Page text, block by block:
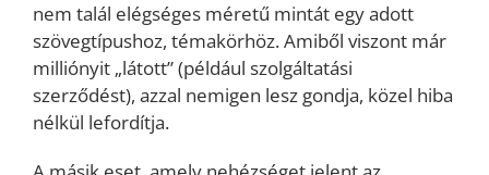
nem talál elégséges méretű mintát egy adott
szövegtípushoz, témakörhöz. Amiből viszont már
milliónyit „látott” (például szolgáltatási
szerződést), azzal nemigen lesz gondja, közel hiba
nélkül lefordítja.